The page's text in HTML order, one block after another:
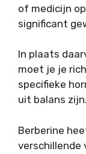
of medicijn
significant
In plaats
moet je je
specifieke
uit balans zijn.
Berberine
verschillende